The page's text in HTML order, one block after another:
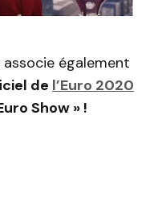
également
de l’Euro 2020
Show » !